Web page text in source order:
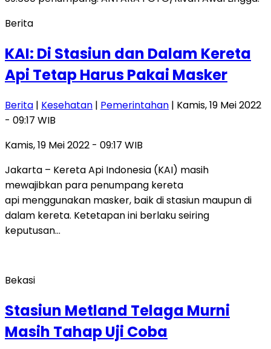
Berita
KAI: Di Stasiun dan Dalam Kereta
Api Tetap Harus Pakai Masker
Berita | Kesehatan | Pemerintahan | Kamis, 19 Mei 2022
- 09:17 WIB
Kamis, 19 Mei 2022 - 09:17 WIB
Jakarta – Kereta Api Indonesia (KAI) masih
mewajibkan para penumpang kereta
api menggunakan masker, baik di stasiun maupun di
dalam kereta. Ketetapan ini berlaku seiring
keputusan…
Bekasi
Stasiun Metland Telaga Murni
Masih Tahap Uji Coba